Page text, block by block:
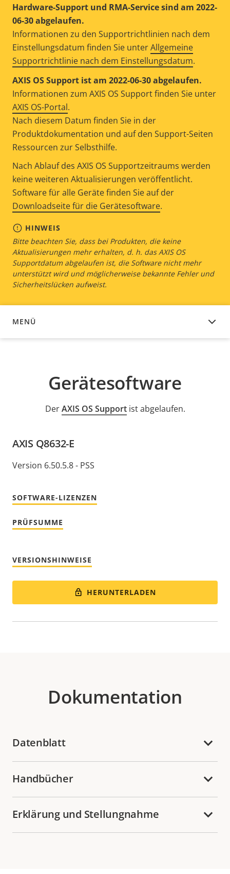
Hardware-Support und RMA-Service sind am 2022-
06-30 abgelaufen.
Informationen zu den Supportrichtlinien nach dem
Einstellungsdatum finden Sie unterAllgemeine
Supportrichtlinie nach dem Einstellungsdatum.
AXIS OS Support ist am 2022-06-30 abgelaufen.
Informationen zum AXIS OS Support finden Sie unter
AXIS OS-Portal.
Nach diesem Datum finden Sie in der
Produktdokumentation und auf den Support-Seiten
Ressourcen zur Selbsthilfe.
Nach Ablauf des AXIS OS Supportzeitraums werden
keine weiteren Aktualisierungen veröffentlicht.
Software für alle Geräte finden Sie auf der
Downloadseite für die Gerätesoftware.
HINWEIS
Bitte beachten Sie, dass bei Produkten, die keine
Aktualisierungen mehr erhalten, d. h. das AXIS OS
Supportdatum abgelaufen ist, die Software nicht mehr
unterstützt wird und möglicherweise bekannte Fehler und
Sicherheitslücken aufweist.
MENÜ
GERÄTESOFTWARE
Gerätesoftware
DerAXIS OS Supportist abgelaufen.
AXIS Q8632-E
Version 6.50.5.8 - PSS
SOFTWARE-LIZENZEN
PRÜFSUMME
VERSIONSHINWEISE
HERUNTERLADEN
Dokumentation
Datenblatt
Handbücher
Erklärung und Stellungnahme